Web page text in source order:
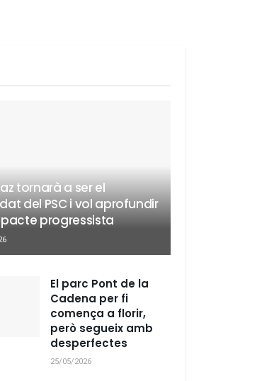
tornarà a ser el
del PSC i vol aprofundir
progressista
El parc Pont de la
Cadena per fi
comença a florir,
però segueix amb
desperfectes
25/05/2026